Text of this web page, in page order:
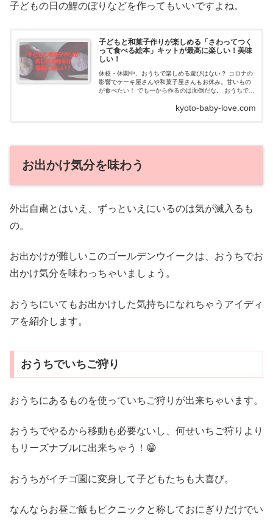
子どもの日の鯉のぼりなどを作ってもいいですよね。
子どもと和菓子作りが楽しめる「さわってつく
って食べる絵本」キットが最高に楽しい！美味
しい！
休校・休園中、おうちで楽しめる遊びはない？ コロナの
影響でケーキ屋さんや和菓子屋さんもお休み。甘いもの
が食べたい！ でも一から作るのは面倒だな。 おうちで楽
kyoto-baby-love.com
お出かけ気分を味わう
外出自粛とはいえ、ずっといえにいるのは気が滅入るも
の。
お出かけが難しいこのゴールデンウイークは、おうちでお
出かけ気分を味わっちゃいましょう。
おうちにいてもお出かけした気持ちになれちゃうアイディ
アを紹介します。
おうちでいちご狩り
おうちにあるものを使っていちご狩りが出来ちゃいます。
おうちでやるから移動も必要ないし、何せいちご狩りより
もリーズナブルに出来ちゃう！😁
おうちがイチゴ園に変身して子どもたちも大喜び。
なんならお昼ご飯もピクニックと称しておにぎりだけでい